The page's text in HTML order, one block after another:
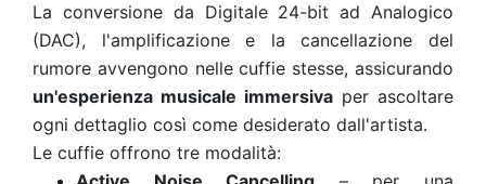
La conversione da Digitale 24-bit ad Analogico
(DAC), l'amplificazione e la cancellazione del
rumore avvengono nelle cuffie stesse, assicurando
un'esperienza musicale immersiva per ascoltare
ogni dettaglio così come desiderato dall'artista.
Le cuffie offrono tre modalità: